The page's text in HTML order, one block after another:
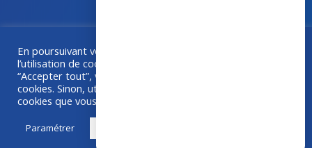
Une collaboration
En poursuivant votre navigation sur ce site, vous acceptez
l’utilisation de cookies à des fins de statistiques. Si vous
“Accepter tout”, vous êtes d'accord avec l'utilisation de
cookies. Sinon, utilisez "Paramétrer" pour choisir les
cookies que vous acceptez.
Paramétrer